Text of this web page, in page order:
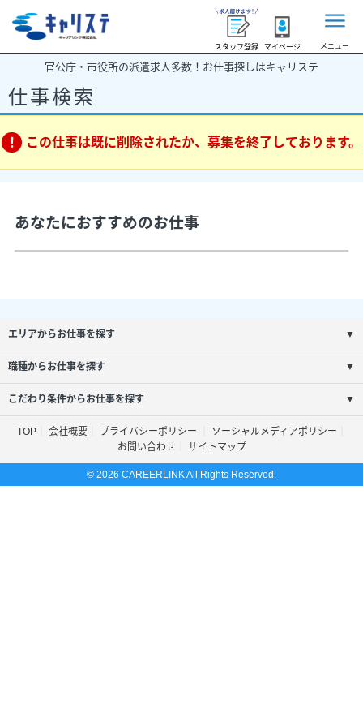
スタッフ登録 マイページ メニュー
官公庁・市役所の派遣求人多数！お仕事探しはキャリステ
仕事検索
この仕事は既に削除されたか、募集を終了しております。
あなたにおすすめのお仕事
エリアからお仕事を探す ▼
職種からお仕事を探す ▼
こだわり条件からお仕事を探す ▼
TOP 会社概要 プライバシーポリシー
ソーシャルメディアポリシー
お問い合わせ
サイトマップ
© 2026 CAREERLINK All Rights Reserved.